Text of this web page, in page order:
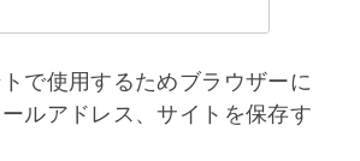
で使用するためブラウザーに
ルアドレス、サイトを保存す